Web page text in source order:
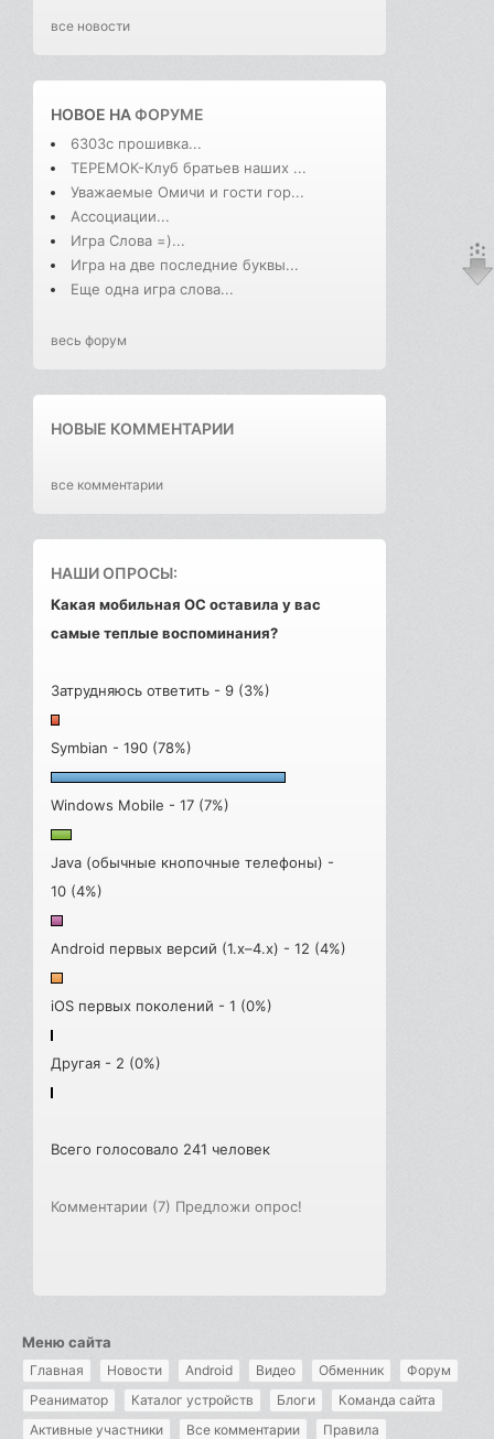
все новости
НОВОЕ НАФОРУМЕ
6303с прошивка...
ТЕРЕМОК-Клуб братьев наших ...
Уважаемые Омичи и гости гор...
Ассоциации...
Игра Слова =)...
Игра на две последние буквы...
Еще одна игра слова...
весь форум
НОВЫЕ КОММЕНТАРИИ
все комментарии
НАШИ ОПРОСЫ:
Какая мобильная ОС оставила у вас
самые теплые воспоминания?
Затрудняюсь ответить - 9 (3%)
Symbian - 190 (78%)
Windows Mobile - 17 (7%)
Java (обычные кнопочные телефоны) -
10 (4%)
Android первых версий (1.x–4.x) - 12 (4%)
iOS первых поколений - 1 (0%)
Другая - 2 (0%)
Всего голосовало 241 человек
Комментарии (7) Предложи опрос!
Меню сайта
Главная Новости Android Видео Обменник
Форум
Реаниматор
Каталог устройств Блоги
Команда сайта
Активные участники
Все комментарии Правила